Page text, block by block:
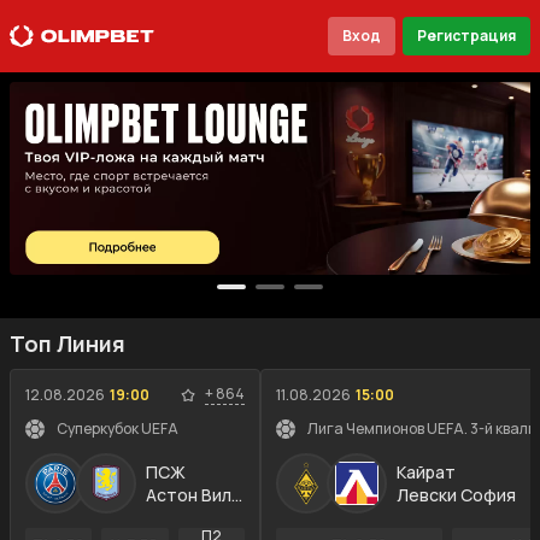
Вход Регистрация
Топ Линия
12.08.2026 19:00 +864
Суперкубок UEFA
ПСЖ
Астон Вилла
П2
11.08.2026 15:00
Лига Чемпионов UEFA. 3-й
Кайрат
Левски София